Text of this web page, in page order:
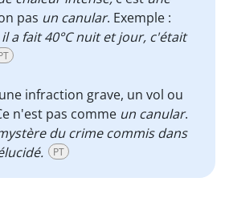
pas un canular. Exemple :
a fait 40°C nuit et jour, c'était
infraction grave, un vol ou
n'est pas comme un canular.
du crime commis dans
PT